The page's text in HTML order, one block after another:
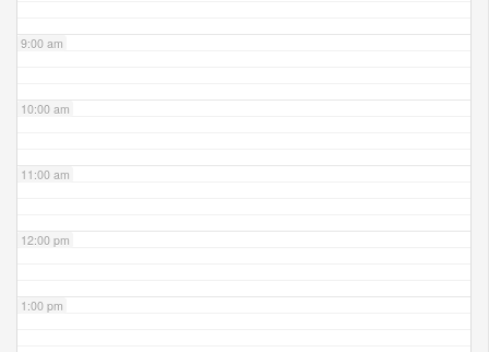
9:00 am
10:00 am
11:00 am
12:00 pm
1:00 pm